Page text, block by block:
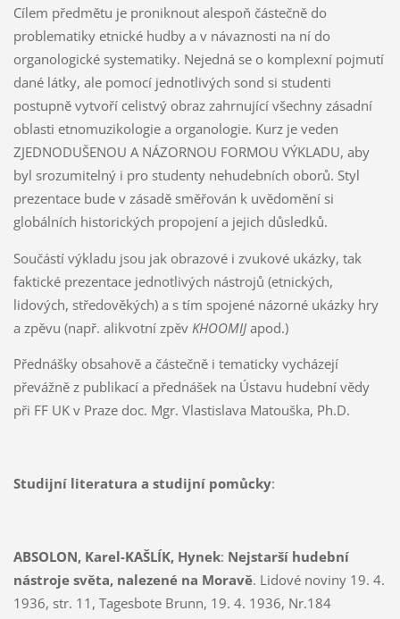
Cílem předmětu je proniknout alespoň částečně do
problematiky etnické hudby a v návaznosti na ní do
organologické systematiky. Nejedná se o komplexní pojmutí
dané látky, ale pomocí jednotlivých sond si studenti
postupně vytvoří celistvý obraz zahrnující všechny zásadní
oblasti etnomuzikologie a organologie. Kurz je veden
ZJEDNODUŠENOU A NÁZORNOU FORMOU VÝKLADU, aby
byl srozumitelný i pro studenty nehudebních oborů. Styl
prezentace bude v zásadě směřován k uvědomění si
globálních historických propojení a jejich důsledků.
Součástí výkladu jsou jak obrazové i zvukové ukázky, tak
faktické prezentace jednotlivých nástrojů (etnických,
lidových, středověkých) a s tím spojené názorné ukázky hry
a zpěvu (např. alikvotní zpěv KHOOMIJ apod.)
Přednášky obsahově a částečně i tematicky vycházejí
převážně z publikací a přednášek na Ústavu hudební vědy
při FF UK v Praze doc. Mgr. Vlastislava Matouška, Ph.D.
Studijní literatura a studijní pomůcky:
ABSOLON, Karel-KAŠLÍK, Hynek: Nejstarší hudební
nástroje světa, nalezené na Moravě. Lidové noviny 19. 4.
1936, str. 11, Tagesbote Brunn, 19. 4. 1936, Nr.184